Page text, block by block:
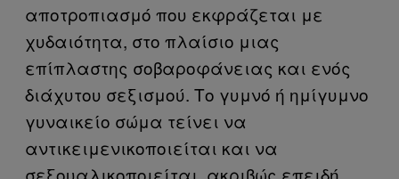
αποτροπιασμό που εκφράζεται με
χυδαιότητα, στο πλαίσιο μιας
επίπλαστης σοβαροφάνειας και ενός
διάχυτου σεξισμού. Το γυμνό ή ημίγυμνο
γυναικείο σώμα τείνει να
αντικειμενικοποιείται και να
σεξουαλικοποιείται, ακριβώς επειδή